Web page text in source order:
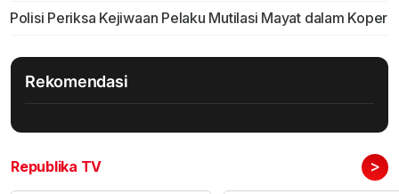
Polisi Periksa Kejiwaan Pelaku Mutilasi Mayat dalam Koper
Rekomendasi
Republika TV >